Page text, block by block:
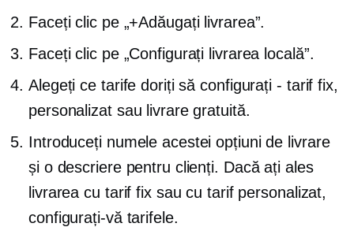
Faceți clic pe „+Adăugați livrarea”.
Faceți clic pe „Configurați livrarea locală”.
Alegeți ce tarife doriți să configurați - tarif fix,
personalizat sau livrare gratuită.
Introduceți numele acestei opțiuni de livrare
și o descriere pentru clienți. Dacă ați ales
livrarea cu tarif fix sau cu tarif personalizat,
configurați-vă tarifele.